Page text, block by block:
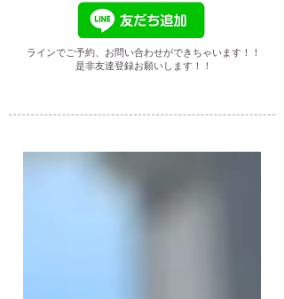
ラインでご予約、お問い合わせができちゃいます！！
是非友達登録お願いします！！